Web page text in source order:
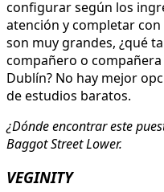
configurar según los
atención y completar con
son muy grandes, ¿qué
compañero o
Dublín? No hay mejor
de estudios baratos.
¿Dónde encontrar este
Baggot Street Lower.
VEGINITY